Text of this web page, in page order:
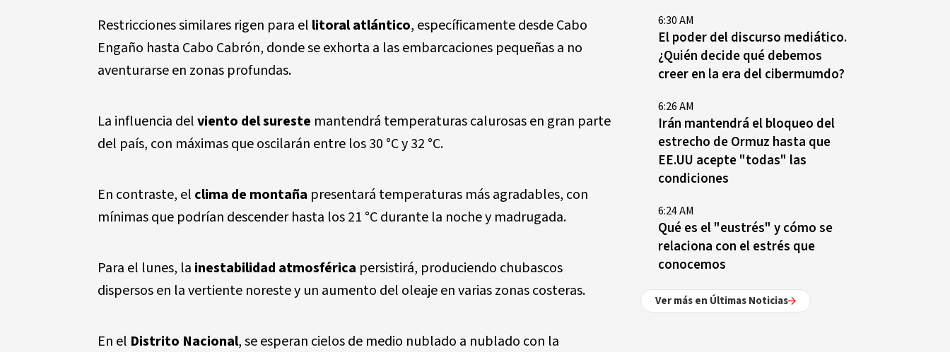
Restricciones similares rigen para el litoral atlántico, específicamente desde Cabo
Engaño hasta Cabo Cabrón, donde se exhorta a las embarcaciones pequeñas a no
aventurarse en zonas profundas.
La influencia delviento del sureste mantendrá temperaturas calurosas en gran parte
del país, con máximas que oscilarán entre los 30 °C y 32 °C.
En contraste, el clima de montaña presentará temperaturas más agradables, con
mínimas que podrían descender hasta los 21 °C durante la noche y madrugada.
Para el lunes, la inestabilidad atmosférica persistirá, produciendo chubascos
dispersos en la vertiente noreste y un aumento del oleaje en varias zonas costeras.
En el Distrito Nacional, se esperan cielos de medio nublado a nublado con la
6:30 AM
El poder del discurso mediático.
¿Quién decide qué debemos
creer en la era del cibermumdo?
6:26 AM
Irán mantendrá el bloqueo del
estrecho de Ormuz hasta que
EE.UU acepte "todas" las
condiciones
6:24 AM
Qué es el "eustrés" y cómo se
relaciona con el estrés que
conocemos
Ver más en Últimas Noticias